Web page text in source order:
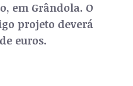
em Grândola. O
projeto deverá
euros.